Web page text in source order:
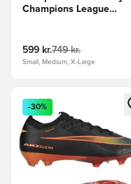
Champions League
599 kr.749 kr.
Small, Medium, X-Large
Åbner en Modal til at
-30%